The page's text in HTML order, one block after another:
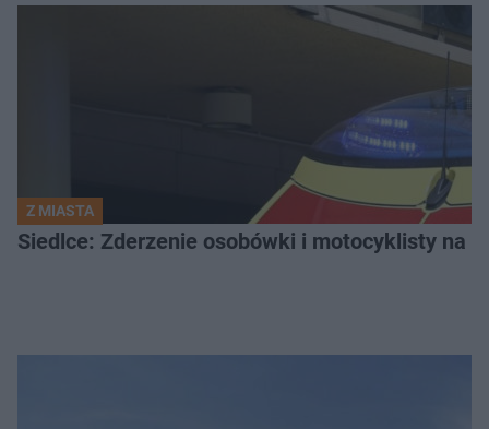
Z MIASTA
Siedlce: Zderzenie osobówki i motocyklisty na